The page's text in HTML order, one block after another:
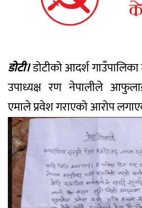
डोटी।डोटीको आदर्श
उपाध्यक्ष रण नेपालीले
एमाले प्रवेश गराएको आरोप